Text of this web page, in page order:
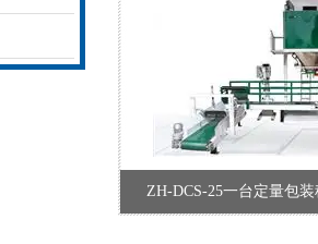
ZH-DCS-25一台定量包